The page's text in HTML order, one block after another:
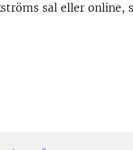
sal eller online,